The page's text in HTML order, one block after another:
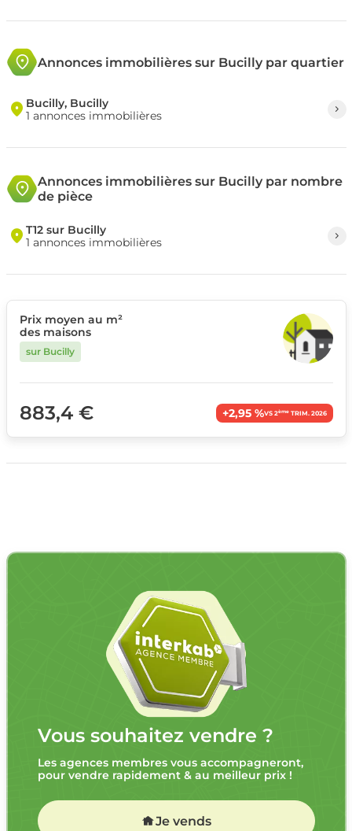
Annonces immobilières sur Bucilly par quartier
Bucilly, Bucilly
1 annonces immobilières
Annonces immobilières sur Bucilly par nombre
de pièce
T12 sur Bucilly
1 annonces immobilières
Prix moyen au m²
des maisons
sur Bucilly
883,4 € +2,95 %VS 2èmeTRIM. 2026
Vous souhaitez vendre ?
Les agences membres vous accompagneront,
pour vendre rapidement & au meilleur prix !
Je vends